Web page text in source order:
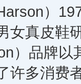
）
女真皮鞋
）品牌
许多消费